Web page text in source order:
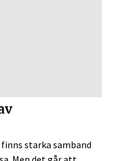
starka samband